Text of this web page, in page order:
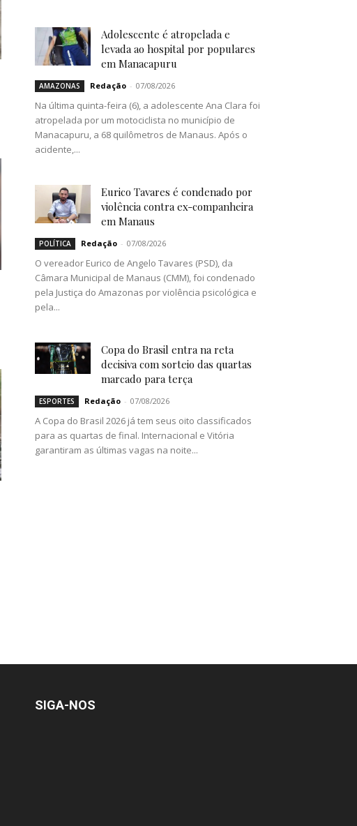
Adolescente é atropelada e
levada ao hospital por populares
em Manacapuru
AMAZONAS Redação - 07/08/2026
Na última quinta-feira (6), a adolescente Ana Clara foi
atropelada por um motociclista no município de
Manacapuru, a 68 quilômetros de Manaus. Após o
acidente,...
Eurico Tavares é condenado por
violência contra ex-companheira
em Manaus
POLÍTICA Redação - 07/08/2026
O vereador Eurico de Angelo Tavares (PSD), da
Câmara Municipal de Manaus (CMM), foi condenado
pela Justiça do Amazonas por violência psicológica e
pela...
Copa do Brasil entra na reta
decisiva com sorteio das quartas
marcado para terça
ESPORTES Redação - 07/08/2026
A Copa do Brasil 2026 já tem seus oito classificados
para as quartas de final. Internacional e Vitória
garantiram as últimas vagas na noite...
SIGA-NOS